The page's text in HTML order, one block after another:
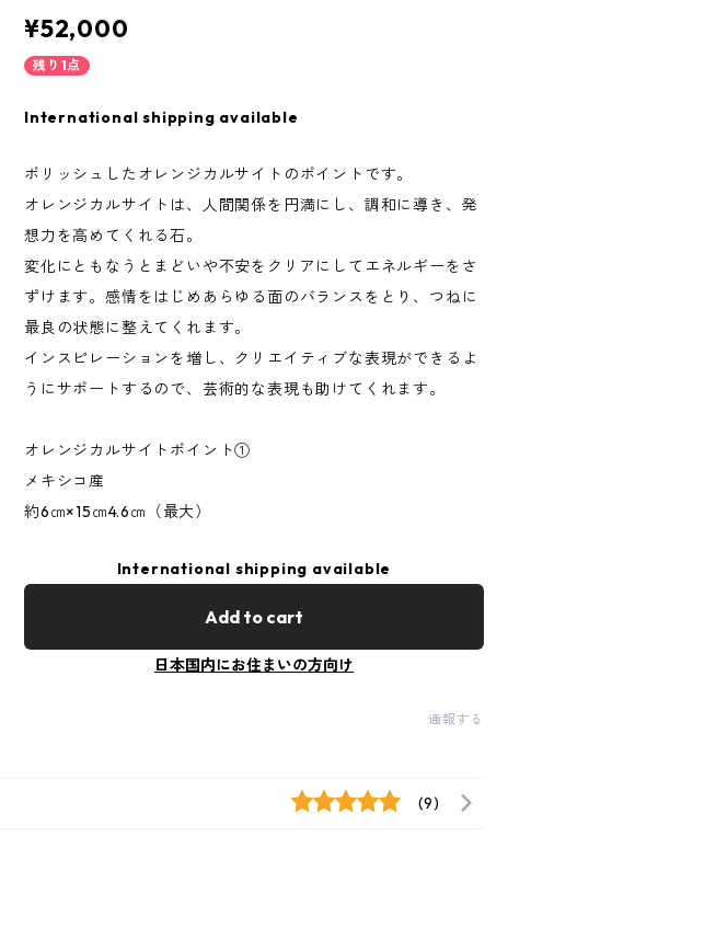
¥52,000
残り1点
International shipping available
ポリッシュしたオレンジカルサイトのポイントです。
オレンジカルサイトは、人間関係を円満にし、調和に導き、発
想力を高めてくれる石。
変化にともなうとまどいや不安をクリアにしてエネルギーをさ
ずけます。感情をはじめあらゆる面のバランスをとり、つねに
最良の状態に整えてくれます。
インスピレーションを増し、クリエイティブな表現ができるよ
うにサポートするので、芸術的な表現も助けてくれます。
オレンジカルサイトポイント①
メキシコ産
約6㎝×15㎝4.6㎝（最大）
International shipping available
Add to cart
日本国内にお住まいの方向け
通報する
(9)